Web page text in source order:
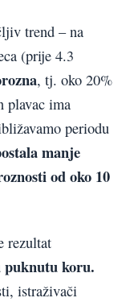
trend – na
(prije 4.3
, tj. oko 20%
plavac ima
periodu
manje
od oko 10
rezultat
koru.
istraživači